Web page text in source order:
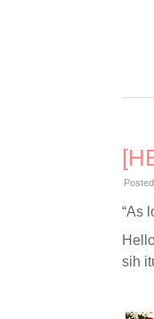
“As
sih